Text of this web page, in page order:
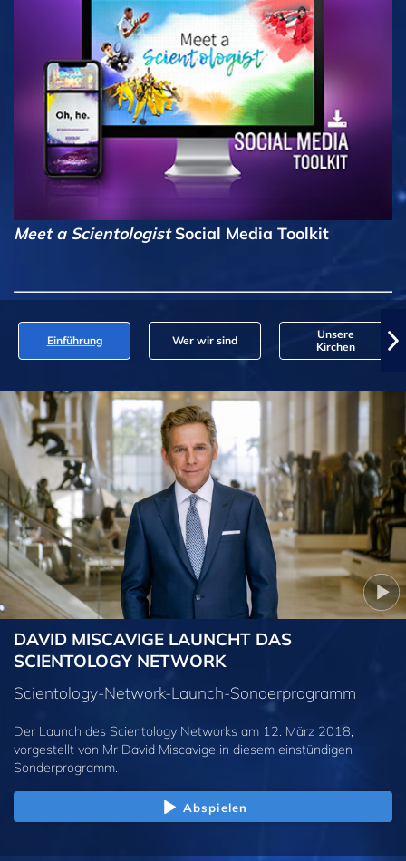
Meet a ScientologistSocial Media Toolkit
Einführung Wer wir sind
Unsere
Kirchen
DAVID MISCAVIGE LAUNCHT DAS
SCIENTOLOGY NETWORK
Scientology-Network-Launch-Sonderprogramm
Der Launch des Scientology Networks am 12. März 2018,
vorgestellt von Mr David Miscavige in diesem einstündigen
Sonderprogramm.
Abspielen